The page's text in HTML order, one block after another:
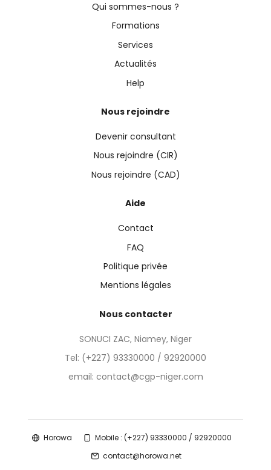
Qui sommes-nous ?
Formations
Services
Actualités
Help
Nous rejoindre
Devenir consultant
Nous rejoindre (CIR)
Nous rejoindre (CAD)
Aide
Contact
FAQ
Politique privée
Mentions légales
Nous contacter
SONUCI ZAC, Niamey, Niger
Tel: (+227) 93330000 / 92920000
email: contact@cgp-niger.com
Horowa
Mobile : (+227) 93330000 / 92920000
contact@horowa.net